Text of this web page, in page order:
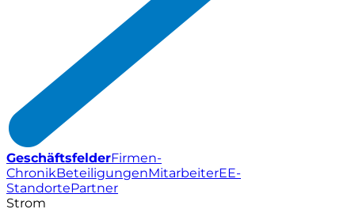
GeschäftsfelderFirmen-
ChronikBeteiligungenMitarbeiterEE-
StandortePartner
Strom